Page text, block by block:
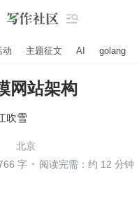

动 主题征文 AI golang
网站架构
吹雪
北京
字
阅读完需：约 12 分钟